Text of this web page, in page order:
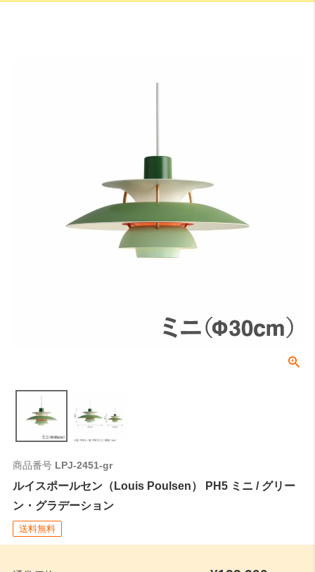
B：テーブル天板から器具の下面（任意）
テーブル天板と器具の間の高さでこちらは任意の寸法となります。ル
イスポールセンでは、テーブル上の照度や、視界に入る照明器具が美
角型引掛シーリングやダクトレールなどの取付側のパーツの高さにな
0
ご注文時はこちらの数値をご記入ください。
商品番号 LPJ-2451-gr
ルイスポールセン（Louis Poulsen） PH5 ミニ / グリー
ン・グラデーション
送料無料